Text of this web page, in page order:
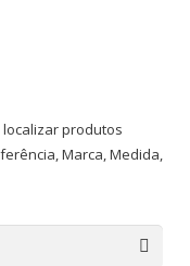
produtos
Marca, Medida,